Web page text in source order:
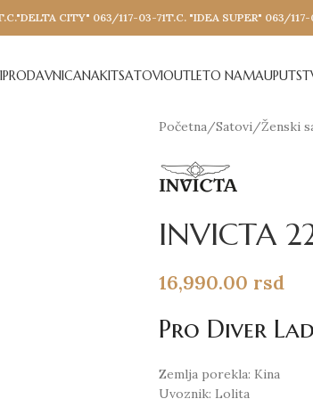
CITY" 063/117-03-71T.C. "IDEA SUPER" 063/
PRODAVNICANAKITSATOVIOUTLETO NAMA
Početna/Satovi/Ženski
INVICTA
16,990.00 rsd
Pro Diver
Zemlja porekla: Kina
Uvoznik: Lolita